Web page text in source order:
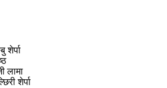
शेर्पा
लामा
शेर्पा